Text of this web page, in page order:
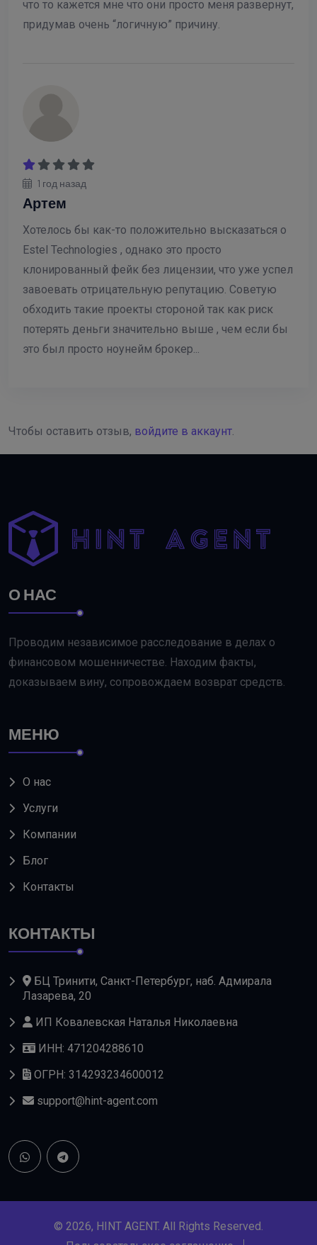
что то кажется мне что они просто меня развернут,
придумав очень “логичную” причину.
1 год назад
Артем
Хотелось бы как-то положительно высказаться о
Estel Technologies , однако это просто
клонированный фейк без лицензии, что уже успел
завоевать отрицательную репутацию. Советую
обходить такие проекты стороной так как риск
потерять деньги значительно выше , чем если бы
это был просто ноунейм брокер...
Чтобы оставить отзыв, войдите в аккаунт
О НАС
Проводим независимое расследование в делах о
финансовом мошенничестве. Находим факты,
доказываем вину, сопровождаем возврат средств.
МЕНЮ
О нас
Услуги
Компании
Блог
Контакты
КОНТАКТЫ
БЦ Тринити, Санкт-Петербург, наб. Адмирала
Лазарева, 20
ИП Ковалевская Наталья Николаевна
ИНН: 471204288610
ОГРН: 314293234600012
support@hint-agent.com
© 2026, HINT AGENT. All Rights Reserved.